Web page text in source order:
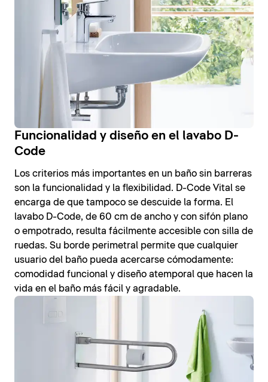
Funcionalidad y diseño en el lavabo D-
Code
Los criterios más importantes en un baño sin barreras
son la funcionalidad y la flexibilidad. D-Code Vital se
encarga de que tampoco se descuide la forma. El
lavabo D-Code, de 60 cm de ancho y con sifón plano
o empotrado, resulta fácilmente accesible con silla de
ruedas. Su borde perimetral permite que cualquier
usuario del baño pueda acercarse cómodamente:
comodidad funcional y diseño atemporal que hacen la
vida en el baño más fácil y agradable.